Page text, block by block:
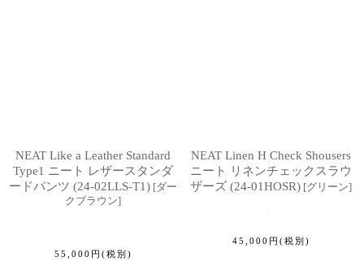
NEAT Like a Leather Standard
Type1 ニート レザースタンダ
ードパンツ (24-02LLS-T1) [ダー
クブラウン]
55,000 円 (税別)
NEAT Linen H Check Shousers
ニート リネンチェックスラウ
ザーズ (24-01HOSR) [グリーン]
45,000 円 (税別)